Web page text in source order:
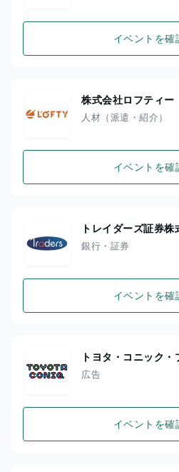
イベントを確
株式会社ロフティー
人材（派遣・紹介）
イベントを確
トレイダーズ証券株
銀行・証券
イベントを確
トヨタ・コニック
広告
イベントを確